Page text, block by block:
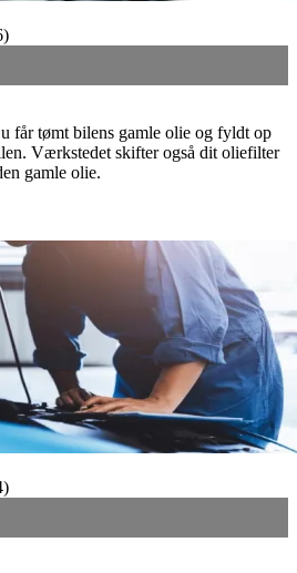
)
får tømt bilens gamle olie og fyldt op
Værkstedet skifter også dit oliefilter
gamle olie.
)